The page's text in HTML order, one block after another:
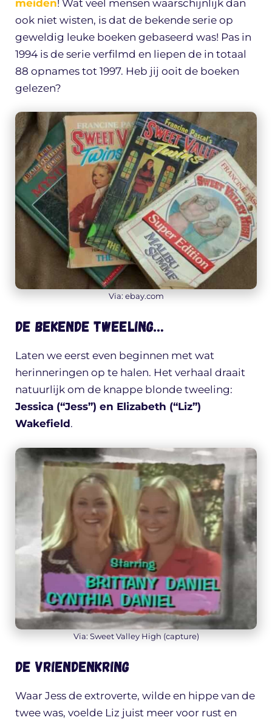
meiden! Wat veel mensen waarschijnlijk dan
ook niet wisten, is dat de bekende serie op
geweldig leuke boeken gebaseerd was! Pas in
1994 is de serie verfilmd en liepen de in totaal
88 opnames tot 1997. Heb jij ooit de boeken
gelezen?
Via: ebay.com
De bekende tweeling…
Laten we eerst even beginnen met wat
herinneringen op te halen. Het verhaal draait
natuurlijk om de knappe blonde tweeling:
Jessica (“Jess”) en Elizabeth (“Liz”)
Wakefield.
Via: Sweet Valley High (capture)
De vriendenkring
Waar Jess de extroverte, wilde en hippe van de
twee was, voelde Liz juist meer voor rust en